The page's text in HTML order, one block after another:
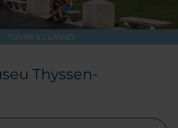
TOURS & CLASSES
Thyssen-